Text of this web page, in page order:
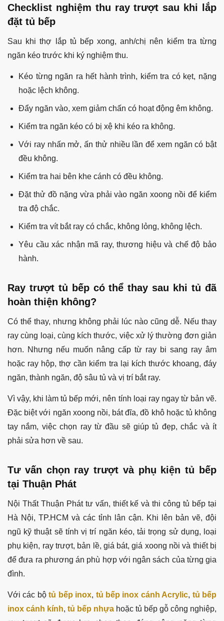
Checklist nghiệm thu ray trượt sau khi lắp
đặt tủ bếp
Sau khi thợ lắp tủ bếp xong, anh/chị nên kiểm tra từng
ngăn kéo trước khi ký nghiệm thu.
Kéo từng ngăn ra hết hành trình, kiểm tra có kẹt, nặng
hoặc lệch không.
Đẩy ngăn vào, xem giảm chấn có hoạt động êm không.
Kiểm tra ngăn kéo có bị xệ khi kéo ra không.
Với ray nhấn mở, ấn thử nhiều lần để xem ngăn có bật
đều không.
Kiểm tra hai bên khe cánh có đều không.
Đặt thử đồ nặng vừa phải vào ngăn xoong nồi để kiểm
tra độ chắc.
Kiểm tra vít bắt ray có chắc, không lỏng, không lệch.
Yêu cầu xác nhận mã ray, thương hiệu và chế độ bảo
hành.
Ray trượt tủ bếp có thể thay sau khi tủ đã
hoàn thiện không?
Có thể thay, nhưng không phải lúc nào cũng dễ. Nếu thay
ray cùng loại, cùng kích thước, việc xử lý thường đơn giản
hơn. Nhưng nếu muốn nâng cấp từ ray bi sang ray âm
hoặc ray hộp, thợ cần kiểm tra lại kích thước khoang, đáy
ngăn, thành ngăn, độ sâu tủ và vị trí bắt ray.
Vì vậy, khi làm tủ bếp mới, nên tính loại ray ngay từ bản vẽ.
Đặc biệt với ngăn xoong nồi, bát đĩa, đồ khô hoặc tủ không
tay nắm, việc chọn ray từ đầu sẽ giúp tủ đẹp, chắc và ít
phải sửa hơn về sau.
Tư vấn chọn ray trượt và phụ kiện tủ bếp
tại Thuận Phát
Nội Thất Thuận Phát tư vấn, thiết kế và thi công tủ bếp tại
Hà Nội, TP.HCM và các tỉnh lân cận. Khi lên bản vẽ, đội
ngũ kỹ thuật sẽ tính vị trí ngăn kéo, tải trọng sử dụng, loại
phụ kiện, ray trượt, bản lề, giá bát, giá xoong nồi và thiết bị
để đưa ra phương án phù hợp với ngân sách của từng gia
đình.
Với các bộtủ bếp inox, tủ bếp inox cánh Acrylic, tủ bếp
inox cánh kính, tủ bếp nhựa hoặc tủ bếp gỗ công nghiệp,